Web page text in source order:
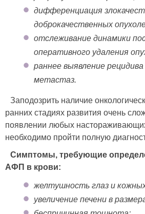
дифференциация
доброкачественных
отслеживание динамики
оперативного удаления
раннее выявление
метастаз.
Заподозрить наличие
ранних стадиях развития очень
появлении любых
необходимо пройти полную
Симптомы, требующие
АФП в крови:
желтушность глаз и
увеличение печени в